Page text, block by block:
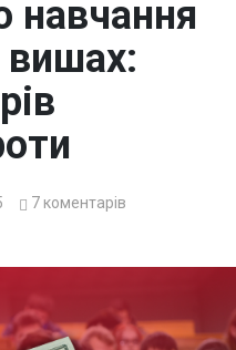
навчання
7 коментарів